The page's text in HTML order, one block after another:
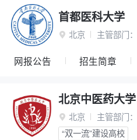
首都医科大学
 北京 主管部门：
网报公告 招生简章
北京中医药大学
 北京 主管部门：
“双一流”建设高校